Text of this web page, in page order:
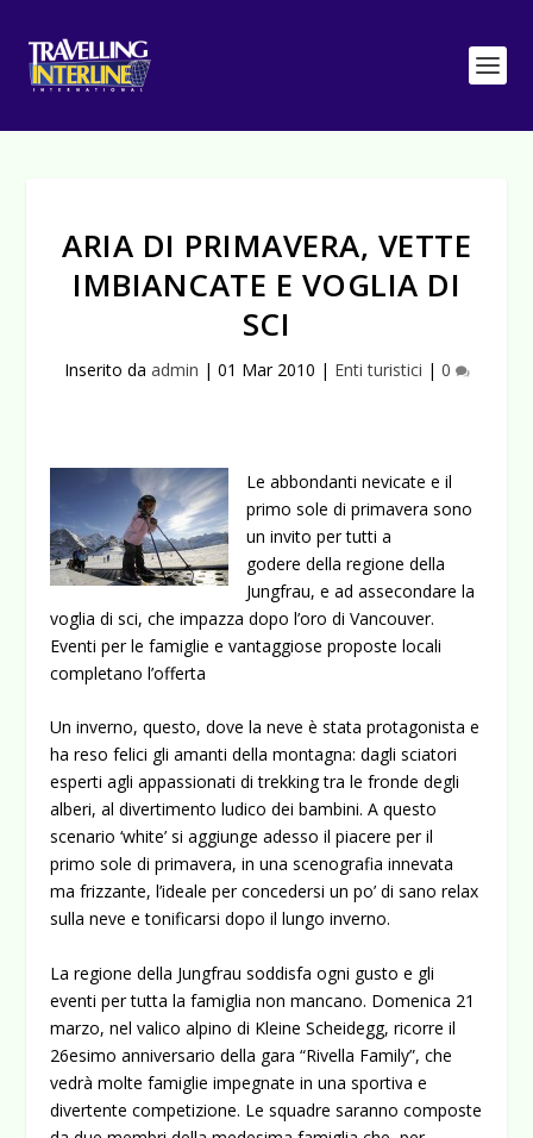
ARIA DI PRIMAVERA, VETTE
IMBIANCATE E VOGLIA DI
SCI
Inserito da admin | 01 Mar 2010 | Enti turistici | 0
Le abbondanti nevicate e il
primo sole di primavera sono
un invito per tutti a
godere della regione della
Jungfrau, e ad assecondare la
voglia di sci, che impazza dopo l’oro di Vancouver.
Eventi per le famiglie e vantaggiose proposte locali
completano l’offerta
Un inverno, questo, dove la neve è stata protagonista e
ha reso felici gli amanti della montagna: dagli sciatori
esperti agli appassionati di trekking tra le fronde degli
alberi, al divertimento ludico dei bambini. A questo
scenario ‘white’ si aggiunge adesso il piacere per il
primo sole di primavera, in una scenografia innevata
ma frizzante, l’ideale per concedersi un po’ di sano relax
sulla neve e tonificarsi dopo il lungo inverno.
La regione della Jungfrau soddisfa ogni gusto e gli
eventi per tutta la famiglia non mancano. Domenica 21
marzo, nel valico alpino di Kleine Scheidegg, ricorre il
26esimo anniversario della gara “Rivella Family”, che
vedrà molte famiglie impegnate in una sportiva e
divertente competizione. Le squadre saranno composte